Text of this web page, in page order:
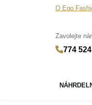
O Ego
Zavolejte
774